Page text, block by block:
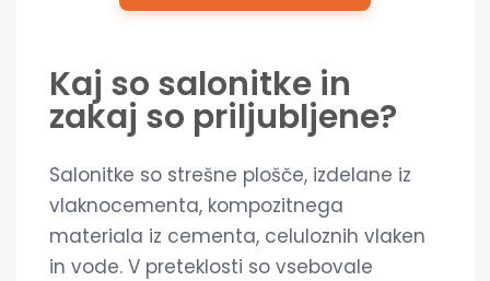
Kaj so salonitke in
zakaj so priljubljene?
Salonitke so strešne plošče, izdelane iz
vlaknocementa, kompozitnega
materiala iz cementa, celuloznih vlaken
in vode. V preteklosti so vsebovale